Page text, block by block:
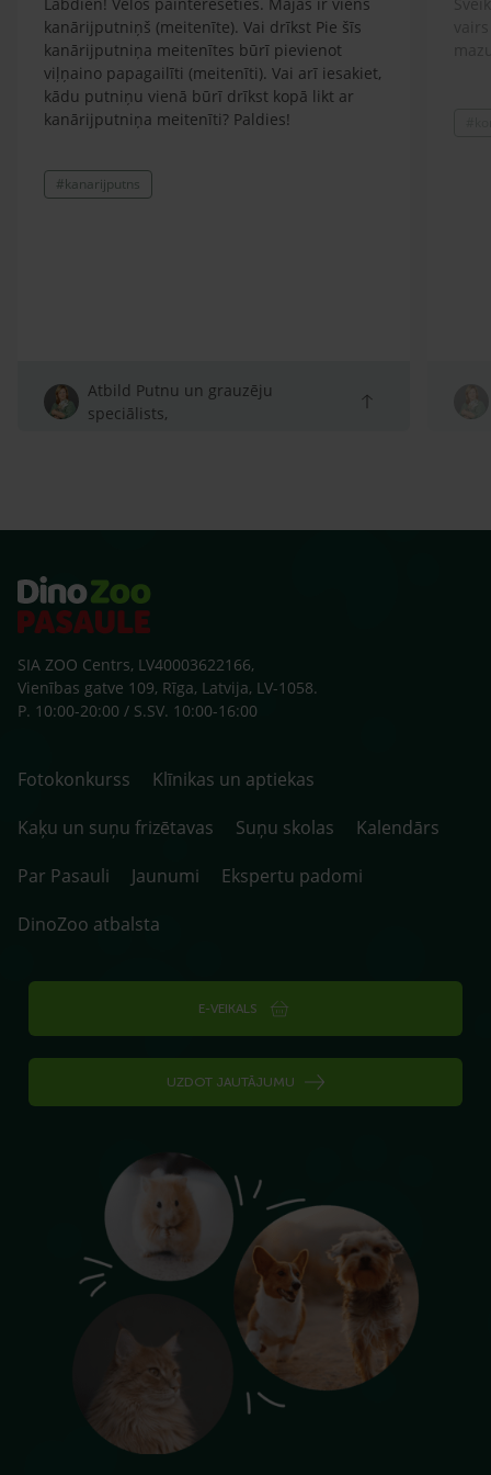
kanārijputniņš (meitenīte). Vai drīkst Pie šīs
kanārijputniņa meitenītes būrī pievienot
viļņaino papagailīti (meitenīti). Vai arī iesakiet,
kādu putniņu vienā būrī drīkst kopā likt ar
kanārijputniņa meitenīti? Paldies!
#kanarijputns
Atbild Putnu un grauzēju
speciālists,
SIA ZOO Centrs, LV40003622166,
Vienības gatve 109, Rīga, Latvija, LV-1058.
P. 10:00-20:00 / S.SV. 10:00-16:00
Fotokonkurss
Klīnikas un aptiekas
Kaķu un suņu frizētavas
Suņu skolas
Kalendārs
Par Pasauli
Jaunumi
Ekspertu padomi
DinoZoo atbalsta
E-VEIKALS
UZDOT JAUTĀJUMU